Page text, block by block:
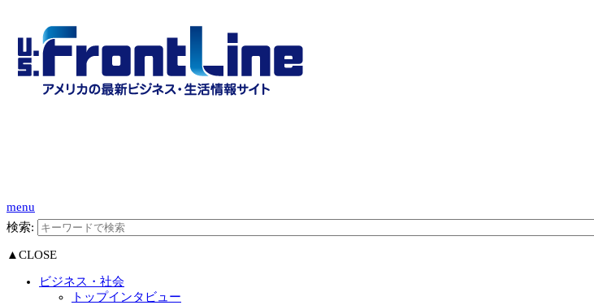
menu
検索:
▲CLOSE
ビジネス・社会
トップインタビュー